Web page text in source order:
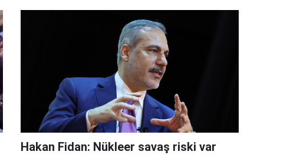
Hakan Fidan: Nükleer savaş riski var